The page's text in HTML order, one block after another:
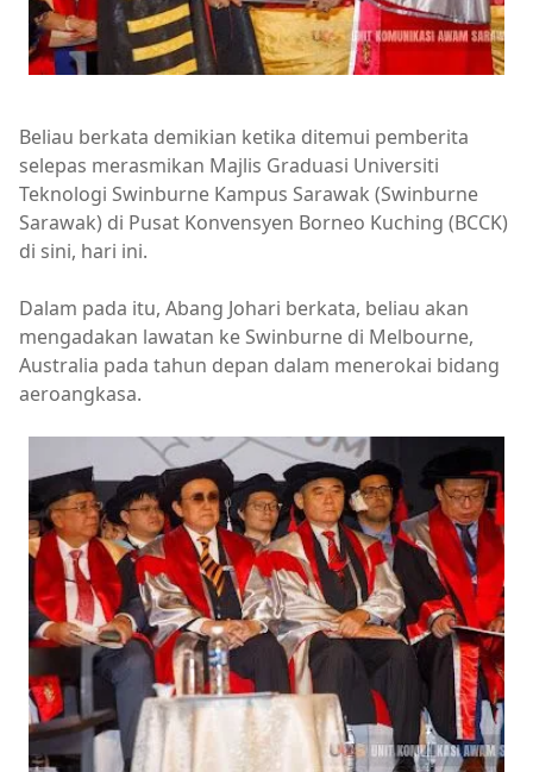
Beliau berkata demikian ketika ditemui pemberita
selepas merasmikan Majlis Graduasi Universiti
Teknologi Swinburne Kampus Sarawak (Swinburne
Sarawak) di Pusat Konvensyen Borneo Kuching (BCCK)
di sini, hari ini.
Dalam pada itu, Abang Johari berkata, beliau akan
mengadakan lawatan ke Swinburne di Melbourne,
Australia pada tahun depan dalam menerokai bidang
aeroangkasa.